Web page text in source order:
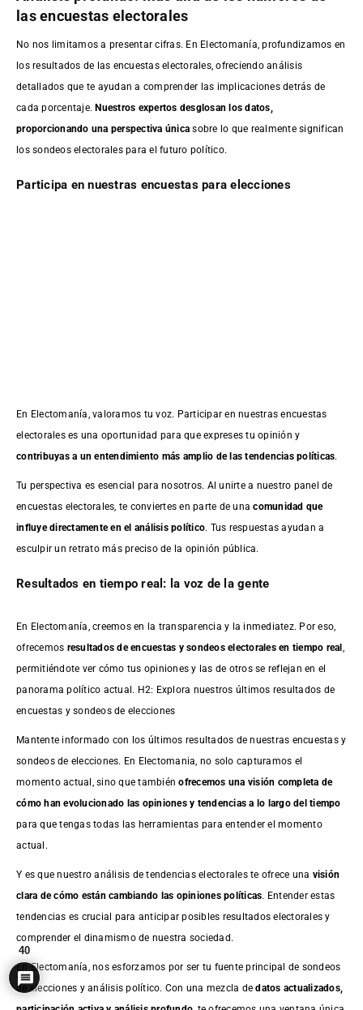
las encuestas electorales
No nos limitamos a presentar cifras. En Electomanía, profundizamos en
los resultados de las encuestas electorales, ofreciendo análisis
detallados que te ayudan a comprender las implicaciones detrás de
cada porcentaje.Nuestros expertos desglosan los datos,
proporcionando una perspectiva única sobre lo que realmente significan
los sondeos electorales para el futuro político.
Participa en nuestras encuestas para elecciones
En Electomanía, valoramos tu voz. Participar en nuestras encuestas
electorales es una oportunidad para que expreses tu opinión y
contribuyas a un entendimiento más amplio de las tendencias políticas.
Tu perspectiva es esencial para nosotros. Al unirte a nuestro panel de
encuestas electorales, te conviertes en parte de unacomunidad que
influye directamente en el análisis político. Tus respuestas ayudan a
esculpir un retrato más preciso de la opinión pública.
Resultados en tiempo real: la voz de la gente
En Electomanía, creemos en la transparencia y la inmediatez. Por eso,
ofrecemos resultados deencuestas y sondeos electorales en tiempo real
permitiéndote ver cómo tus opiniones y las de otros se reflejan en el
panorama político actual. H2: Explora nuestros últimos resultados de
encuestas y sondeos de elecciones
Mantente informado con los últimos resultados de nuestras encuestasy
sondeos de elecciones. En Electomania, no solo capturamos el
momento actual, sino que tambiénofrecemos una visión completa de
cómo han evolucionado las opiniones y tendencias a lo largo del tiempo
para que tengas todas las herramientas para entender el momento
actual.
Y es que nuestro análisis de tendencias electorales te ofrece una visión
clara de cómo están cambiando las opiniones políticas. Entender estas
tendencias es crucial para anticipar posibles resultados electorales y
comprender el dinamismo de nuestra sociedad.
En Electomanía, nos esforzamos por ser tu fuente principal de sondeos
de elecciones y análisis político. Con una mezcla dedatos actualizados,
40